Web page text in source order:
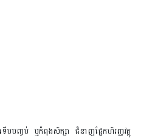
ញ្ចប់ ឬកំពុងសិក្សា ជំនាញផ្នែកហិរញ្ញវត្ថុ